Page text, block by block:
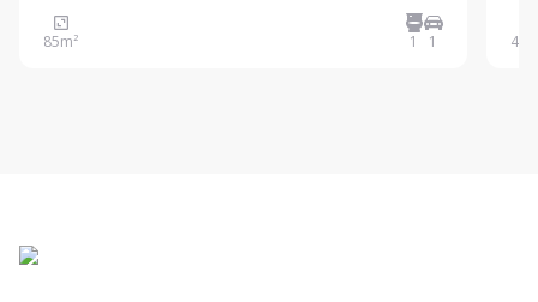
do imóvel: Área total: 85,30 m² 01 banheiro 01 vaga
85m² 1 1 47